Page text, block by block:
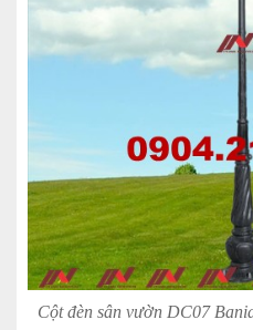
Cột đèn sân vườn DC07